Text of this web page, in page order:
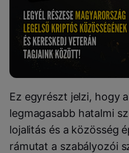
Ez egyrészt jelzi, hogy
legmagasabb hatalmi
lojalitás és a közösség
rámutat a szabályozói